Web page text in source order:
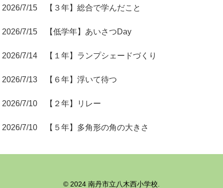
2026/7/15 【３年】総合で学んだこと
2026/7/15 【低学年】あいさつDay
2026/7/14 【１年】ランプシェードづくり
2026/7/13 【６年】浮いて待つ
2026/7/10 【２年】リレー
2026/7/10 【５年】多角形の角の大きさ
© 2024 南丹市立八木西小学校.